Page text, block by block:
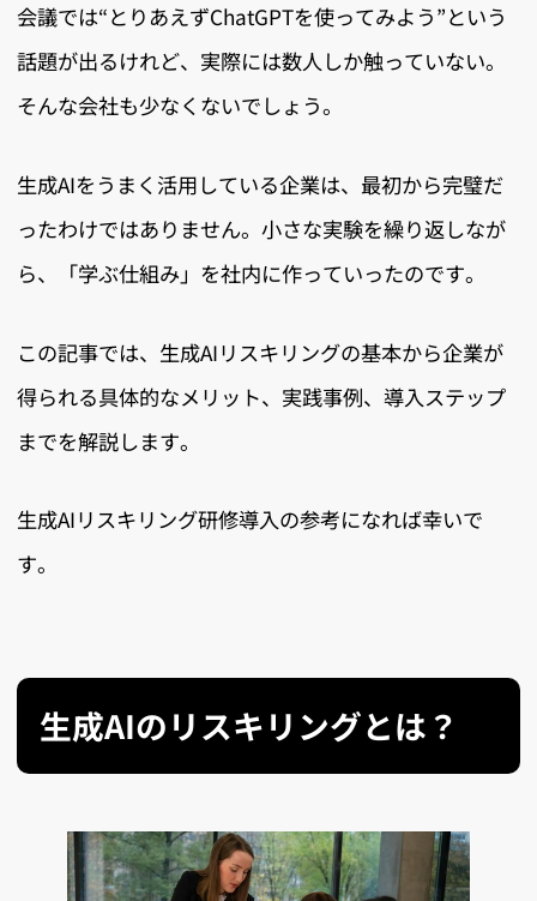
会議では“とりあえずChatGPTを使ってみよう”という
話題が出るけれど、実際には数人しか触っていない。
そんな会社も少なくないでしょう。
生成AIをうまく活用している企業は、最初から完璧だ
ったわけではありません。小さな実験を繰り返しなが
ら、「学ぶ仕組み」を社内に作っていったのです。
この記事では、生成AIリスキリングの基本から企業が
得られる具体的なメリット、実践事例、導入ステップ
までを解説します。
生成AIリスキリング研修導入の参考になれば幸いで
す。
生成AIのリスキリングとは？